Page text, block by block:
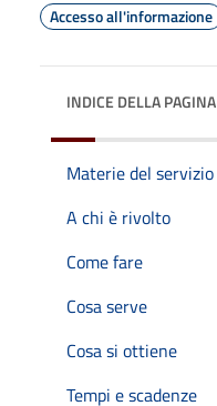
Accesso all'informazione
INDICE DELLA PAGINA
Materie del servizio
A chi è rivolto
Come fare
Cosa serve
Cosa si ottiene
Tempi e scadenze